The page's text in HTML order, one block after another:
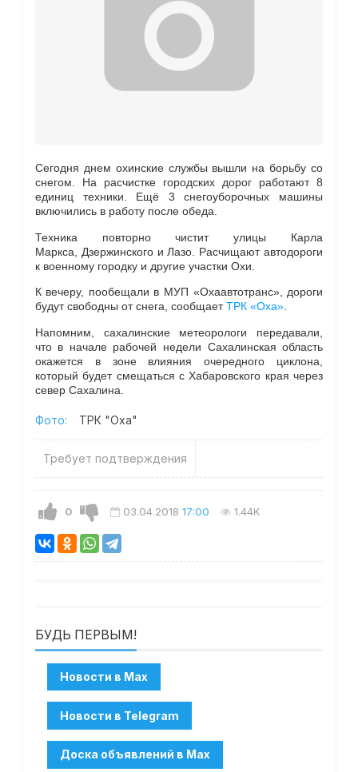
Сегодня днем охинские службы вышли на борьбу со
снегом. На расчистке городских дорог работают 8
единиц техники. Ещё 3 снегоуборочных машины
включились в работу после обеда.
Техника повторно чистит улицы Карла
Маркса, Дзержинского и Лазо. Расчищают автодороги
к военному городку и другие участки Охи.
К вечеру, пообещали в МУП «Охаавтотранс», дороги
будут свободны от снега, сообщаетТРК «Оха».
Напомним, сахалинские метеорологи передавали,
что в начале рабочей недели Сахалинская область
окажется в зоне влияния очередного циклона,
который будет смещаться с Хабаровского края через
север Сахалина.
Фото: ТРК "Оха"
Требует подтверждения
0 03.04.2018 17:00 1.44K
БУДЬ ПЕРВЫМ!